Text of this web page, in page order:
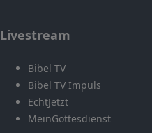
Livestream
Bibel TV
Bibel TV Impuls
EchtJetzt
MeinGottesdienst